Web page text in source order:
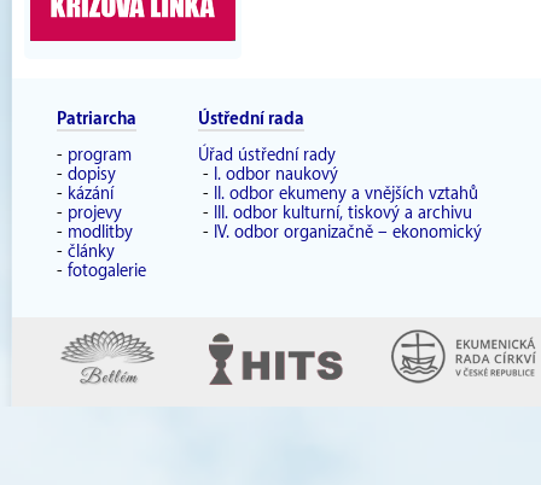
Patriarcha
- program
- dopisy
- kázání
- projevy
- modlitby
- články
- fotogalerie
Ústřední rada
Úřad ústřední rady
- I. odbor naukový
-
II. odbor ekumeny a vnějších vztahů
-
III. odbor kulturní, tiskový a archivu
- IV. odbor organizačně – ekonomický